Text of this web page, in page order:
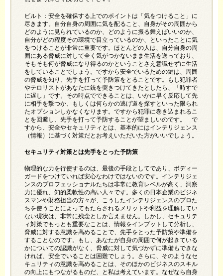
ビルト：安全を確保する上でのポイントは「気をつけること」に
尽きます。自分自身の周囲に気を配ること、自身がその周囲から
どのように見られているのか、どのように振る舞えばいいのか、
自分がどの程度その環境で目立っているのか、といったことに気
をつけることが非常に重要です。ほとんどの人は、自分自身の周
囲にある脅威に対して全く気がつかないまま生活を送っており、
そもそも何が脅威になり得るのかということさえ意識せずに生活
をしていることでしょう。ですから安全でいるための鍵は、周囲
の脅威を知り、先手を打って予防策をとることです。もし犯罪者
やテロリストがあなたに銃を突きつけてきたとしたら、「時すで
に遅し」です。その時点でできることは、いかに早く反応して先
に相手を撃つか、もしくは何らかの逃げ道を探すといった限られ
たオプションしかなくなります。ですから犯罪に巻き込まれるこ
とを回避し、先手を打って予防することが望ましいのです。 で
すから、安全やセキュリティとは、基本的にはインテリジェンス
（情報）に基づく対策だとお考えいただいた方がいいでしょう。
セキュリティ対策とは先手をとった予防策
物理的な力を行使するのは、最後の手段としてであり、ボディー
ガードをつけていれば安心なわけではないのです。インテリジェ
ンスのプロフェッショナルたちは非常に教育レベルが高く、洞察
力に優れ、知的柔軟性の高い人々です。多くの日本企業のビジネ
スマンや財務担当の方々が、こうしたインテリジェンスのプロた
ちを使うことによってもたらされるメリットや利益を理解してい
ない現状は、非常に残念としか言えません。しかし、セキュリテ
ィ対策でもっとも重要なことは、情報をインプットして分析し、
脅威に対する意識を高めることで、先手をとった予防策や準備を
することなのです。もし、あなたが自身の周囲で何が起きている
かについての認識がなく、脅威に対して気づかずに準備もできな
ければ、安全でいることは困難でしょう。さらに、そのようなセ
キュリティの意識を高めることは、そのほかのビジネスのスキル
の向上にもつながるものだ、と私は考えています。なぜなら自身